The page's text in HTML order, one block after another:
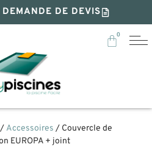
DEMANDE DE DEVIS
0
/ Accessoires / Couvercle de
EUROPA + joint